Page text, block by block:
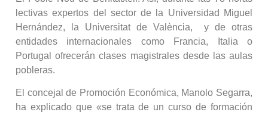
lectivas expertos del sector de la Universidad Miguel
Hernández, la Universitat de València, y de otras
entidades internacionales como Francia, Italia o
Portugal ofrecerán clases magistrales desde las aulas
pobleras.
El concejal de Promoción Económica, Manolo Segarra,
ha explicado que «se trata de un curso de formación